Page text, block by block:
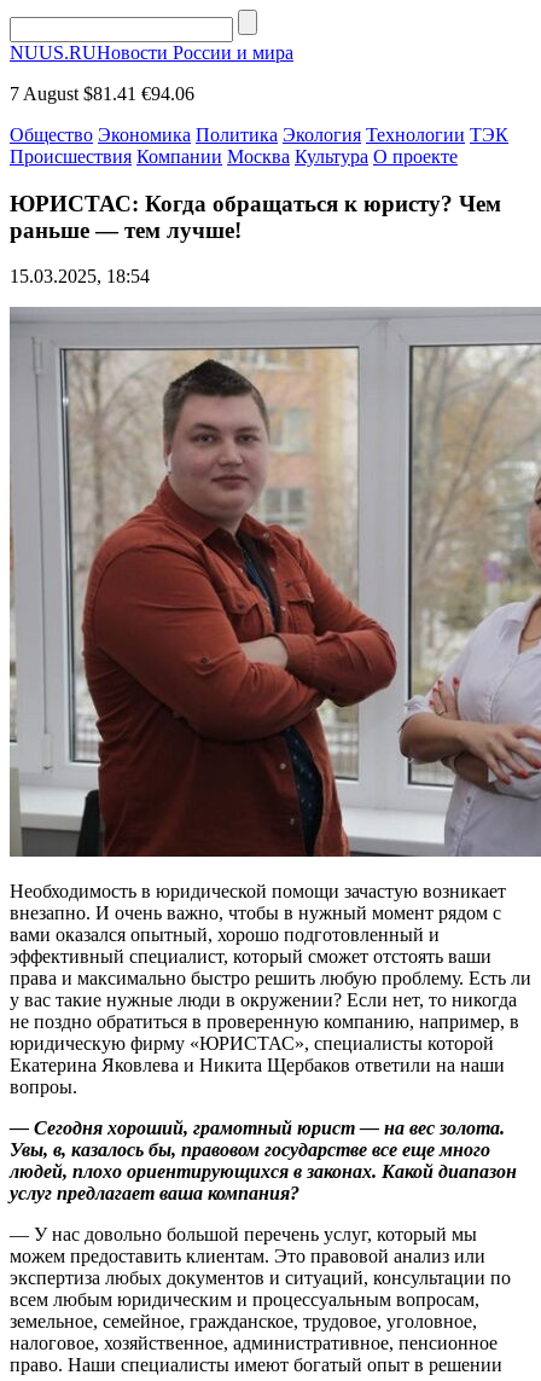
NUUS.RUНовости России и мира
7 August $81.41 €94.06
Общество Экономика Политика Экология Технологии ТЭК
Происшествия Компании Москва Культура О проекте
ЮРИСТАС: Когда обращаться к юристу? Чем
раньше — тем лучше!
15.03.2025, 18:54
Необходимость в юридической помощи зачастую возникает
внезапно. И очень важно, чтобы в нужный момент рядом с
вами оказался опытный, хорошо подготовленный и
эффективный специалист, который сможет отстоять ваши
права и максимально быстро решить любую проблему. Есть ли
у вас такие нужные люди в окружении? Если нет, то никогда
не поздно обратиться в проверенную компанию, например, в
юридическую фирму «ЮРИСТАС», специалисты которой
Екатерина Яковлева и Никита Щербаков ответили на наши
вопроы.
— Сегодня хороший, грамотный юрист — на вес золота.
Увы, в, казалось бы, правовом государстве все еще много
людей, плохо ориентирующихся в законах. Какой диапазон
услуг предлагает ваша компания?
— У нас довольно большой перечень услуг, который мы
можем предоставить клиентам. Это правовой анализ или
экспертиза любых документов и ситуаций, консультации по
всем любым юридическим и процессуальным вопросам,
земельное, семейное, гражданское, трудовое, уголовное,
налоговое, хозяйственное, административное, пенсионное
право. Наши специалисты имеют богатый опыт в решении